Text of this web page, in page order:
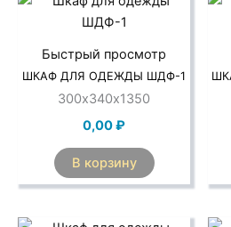
Быстрый просмотр
ШКАФ ДЛЯ ОДЕЖДЫ ШДФ-1
300х340х1350
0,00₽
В корзину